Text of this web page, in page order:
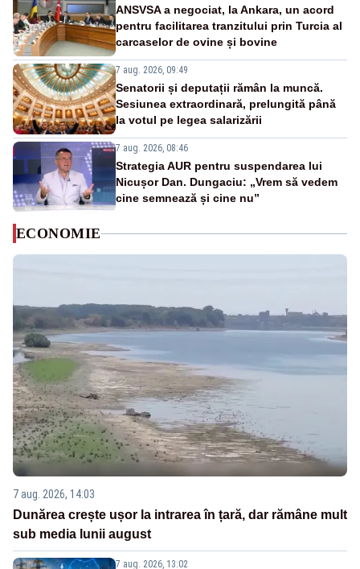
ANSVSA a negociat, la Ankara, un acord
pentru facilitarea tranzitului prin Turcia al
carcaselor de ovine și bovine
7 aug. 2026, 09:49
Senatorii și deputații rămân la muncă.
Sesiunea extraordinară, prelungită până
la votul pe legea salarizării
7 aug. 2026, 08:46
Strategia AUR pentru suspendarea lui
Nicușor Dan. Dungaciu: „Vrem să vedem
cine semnează și cine nu”
ECONOMIE
7 aug. 2026, 14:03
Dunărea crește ușor la intrarea în țară, dar rămâne mult
sub media lunii august
7 aug. 2026, 13:02